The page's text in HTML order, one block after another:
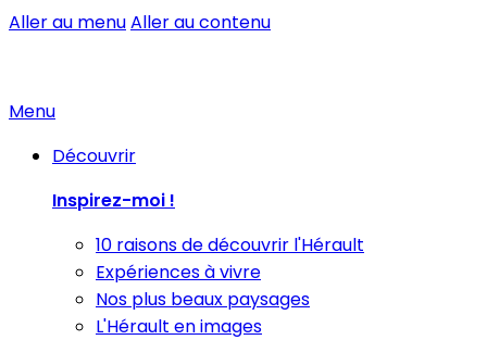
Aller au menuAller au contenu
Menu
Découvrir
Inspirez-moi !
10 raisons de découvrir l'Hérault
Expériences à vivre
Nos plus beaux paysages
L'Hérault en images